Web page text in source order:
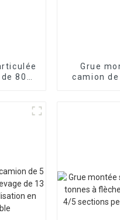
80
Grue
camion